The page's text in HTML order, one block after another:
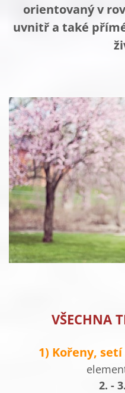
orientovaný v
uvnitř a také
VŠECHNA
1) Kořeny,
2. -